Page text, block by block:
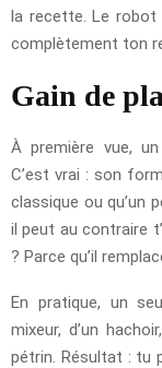
la recette. Le robot
complètement ton
Gain de
À première vue,
C’est vrai : son
classique ou qu’un
il peut au contraire
? Parce qu’il
En pratique, un
mixeur, d’un
pétrin. Résultat : tu